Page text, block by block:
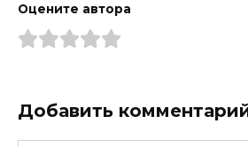
Оцените автора
Добавить